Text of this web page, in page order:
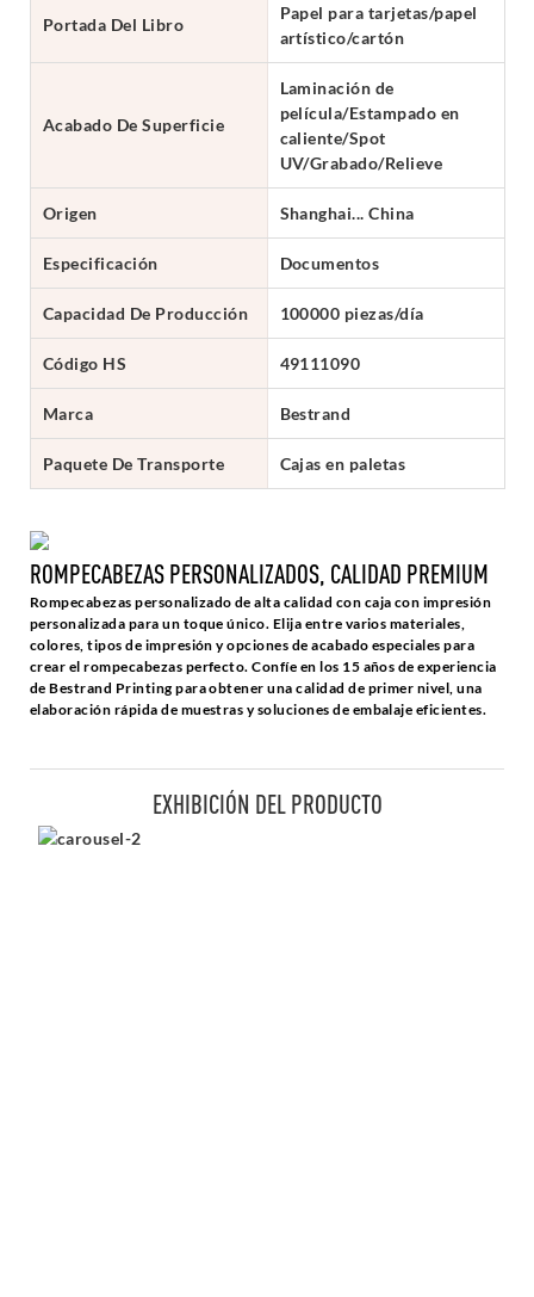
Portada Del Libro
Papel para tarjetas/papel
artístico/cartón
Acabado De Superficie
Laminación de
película/Estampado en
caliente/Spot
UV/Grabado/Relieve
Origen Shanghai... China
Especificación Documentos
Capacidad De Producción 100000 piezas/día
Código HS 49111090
Marca Bestrand
Paquete De Transporte Cajas en paletas
ROMPECABEZAS PERSONALIZADOS, CALIDAD PREMIUM
Rompecabezas personalizado de alta calidad con caja con impresión
personalizada para un toque único. Elija entre varios materiales,
colores, tipos de impresión y opciones de acabado especiales para
crear el rompecabezas perfecto. Confíe en los 15 años de experiencia
de Bestrand Printing para obtener una calidad de primer nivel, una
elaboración rápida de muestras y soluciones de embalaje eficientes.
EXHIBICIÓN DEL PRODUCTO